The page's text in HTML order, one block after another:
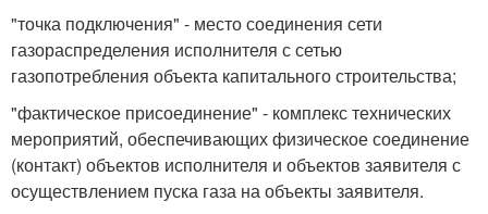
"точка подключения" - место соединения сети
газораспределения исполнителя с сетью
газопотребления объекта капитального строительства;
"фактическое присоединение" - комплекс технических
мероприятий, обеспечивающих физическое соединение
(контакт) объектов исполнителя и объектов заявителя с
осуществлением пуска газа на объекты заявителя.